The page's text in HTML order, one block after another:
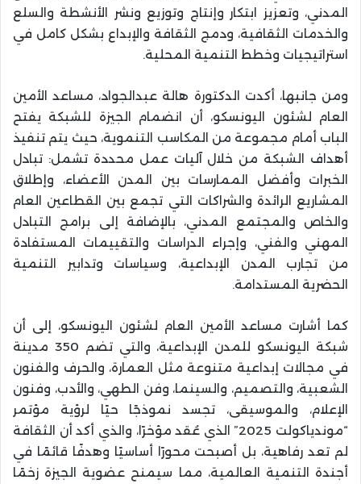
المدني، وتعزيز ابتكار وإنتاج وتوزيع ونشر الأنشطة والسلع
والخدمات الثقافية، ودمج الثقافة والإبداع بشكل كامل في
استراتيجيات وخطط التنمية المحلية.
ومن جانبها، أكدت الدكتورة هالة عبدالجواد، مساعد الأمين
العام لشئون اليونسكو، أن انضمام الجيزة للشبكة يفتح
الباب أمام مجموعة من المكاسب التنموية، حيث يتم تنفيذ
أهداف الشبكة من خلال آليات عمل محددة تشمل: تبادل
الخبرات وأفضل الممارسات بين المدن الأعضاء، وإطلاق
المشاريع الرائدة والشراكات التي تجمع بين القطاعين العام
والخاص والمجتمع المدني، بالإضافة إلى برامج التبادل
المهني والفني، وإجراء الدراسات والتقييمات المستفادة
من تجارب المدن الإبداعية، وسياسات وتدابير التنمية
الحضرية المستدامة.
كما أشارت مساعد الأمين العام لشئون اليونسكو، إلى أن
شبكة اليونسكو للمدن الإبداعية، والتي تضم 350 مدينة
في مجالات إبداعية متنوعة مثل العمارة، والحرف والفنون
الشعبية، والتصميم، والسينما، وفن الطهي، والأدب، وفنون
الإعلام، والموسيقى، تجسد نموذجًا حيًا لرؤية مؤتمر
“موندياكولت 2025” الذي عُقد مؤخرًا، والذي أكد أن الثقافة
لم تعد رفاهية، بل أصبحت محورًا أساسيًا وهدفًا قائمًا في
أجندة التنمية العالمية، مما سيمنح عضوية الجيزة زخمًا